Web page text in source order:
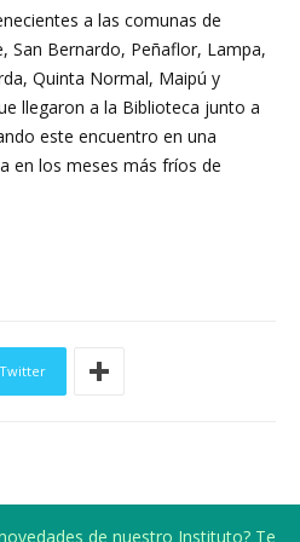
a las comunas de
San Bernardo, Peñaflor, Lampa,
Quinta Normal, Maipú y
llegaron a la Biblioteca junto a
este encuentro en una
en los meses más fríos de
Twitter
de nuestro Instituto? Te